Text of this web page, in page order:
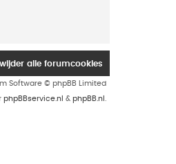
alle forumcookies
Software © phpBB Limited
phpBBservice.nl & phpBB.nl